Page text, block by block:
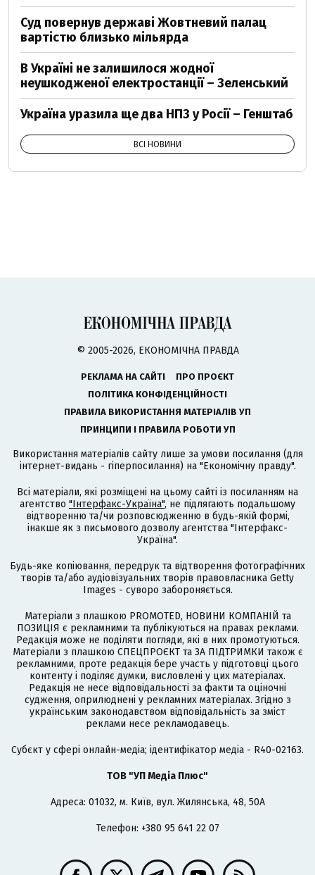
Суд повернув державі Жовтневий палац
вартістю близько мільярда
В Україні не залишилося жодної
неушкодженої електростанції – Зеленський
Україна уразила ще два НПЗ у Росії – Генштаб
ВСІ НОВИНИ
© 2005-2026, ЕКОНОМІЧНА ПРАВДА
РЕКЛАМА НА САЙТІ
ПРО ПРОЄКТ
ПОЛІТИКА КОНФІДЕНЦІЙНОСТІ
ПРАВИЛА ВИКОРИСТАННЯ МАТЕРІАЛІВ УП
ПРИНЦИПИ І ПРАВИЛА РОБОТИ УП
Використання матеріалів сайту лише за умови посилання (для
інтернет-видань - гіперпосилання) на "Економічну правду".
Всі матеріали, які розміщені на цьому сайті із посиланням на
агентство "Інтерфакс-Україна", не підлягають подальшому
відтворенню та/чи розповсюдженню в будь-якій формі,
інакше як з письмового дозволу агентства "Інтерфакс-
Україна".
Будь-яке копіювання, передрук та відтворення фотографічних
творів та/або аудіовізуальних творів правовласника Getty
Images - суворо забороняється.
Матеріали з плашкою PROMOTED, НОВИНИ КОМПАНІЙ та
ПОЗИЦІЯ є рекламними та публікуються на правах реклами.
Редакція може не поділяти погляди, які в них промотуються.
Матеріали з плашкою СПЕЦПРОЄКТ та ЗА ПІДТРИМКИ також є
рекламними, проте редакція бере участь у підготовці цього
контенту і поділяє думки, висловлені у цих матеріалах.
Редакція не несе відповідальності за факти та оціночні
судження, оприлюднені у рекламних матеріалах. Згідно з
українським законодавством відповідальність за зміст
реклами несе рекламодавець.
Cубєкт у сфері онлайн-медіа; ідентифікатор медіа - R40-02163.
ТОВ "УП Медіа Плюс"
Адреса: 01032, м. Київ, вул. Жилянська, 48, 50А
Телефон: +380 95 641 22 07